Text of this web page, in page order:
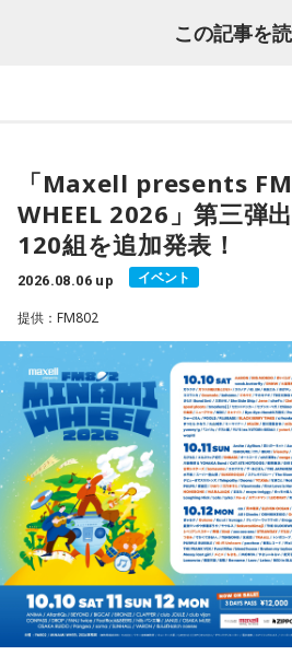
きない。同じ顔を見せないんですよ
さを語りました。そして海へ向け、
りがとう』という手紙は書きたくな
い愛情をのぞかせました。
挙げたのは、ボクシング元世界王者
た。今年で世界王座獲得から50年と
とに触れ、「手紙を書きたい」と
＜番組概要＞
番組名：日本郵便 SUNDAY'S POST
放送日時：毎週日曜 15:00～15:50
パーソナリティ：小山薫堂、宇賀な
番組Webサイト： https://
番組公式X：@sundayspost1
【6位】獅子座（しし座）
太陽が獅子座を照らす今は、自分の
【7位】魚座（うお座）
直感の中に「これからの幸せ」のヒ
得や正解より、なぜか惹かれるもの
い。心が喜ぶ選択が新しいご縁につ
音楽を聴きながら、叶えたい未来を
【8位】乙女座（おとめ座）
「ちゃんとしなきゃ」を少し緩める
なりそうです。効率や正しさだけで
続けられる方法を探してみて。仕事
すすめ。今日は一つだけ「やらなく
ましょう。
【9位】牡牛座（おうし座）
いつもの安心感から少しだけ外へ出
が見つかりそう。大きく変える必要
と気になる」を試してみるくらいで
みたいお店や場所を一つ探して、誰
い。
【10位】蟹座（かに座）
伝説的フュージョンバンド、カシオ
よる、かつしかトリオが、4枚目の
DAYONE !』を10月14日（水）にリ
ました。近年、海外の若いリスナー
ているJ-Fusion。本作は、その王道
ルなサウンドへ原点回帰した、かつ
アルバムとなっています。
アルバムタイトルのきっかけとなっ
での出来事。演奏後のMCで、メンバ
J-Fusionは良いよね」という思いを
言葉が、「SO-DAYONE !（そうだよ
葉から着想を得た向谷 実を中心に制
アルバムの骨格が作り上げられてい
レコーディングでは、メンバーがそ
に収録する手法を採用。各パートを
フュージョンならではの精密なアレ
性が際立つ強固なアンサンブルを実
めるなかでは、かつしかトリオにと
この記事を
「Maxell presents
WHEEL 2026」第三弾
120組を追加発表！
2026.08.06 up イベント
提供：FM802